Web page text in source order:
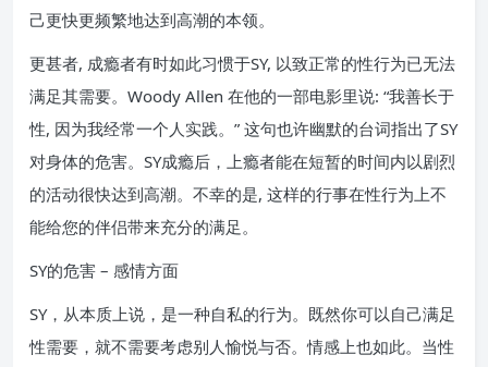
己更快更频繁地达到高潮的本领。
更甚者, 成瘾者有时如此习惯于SY, 以致正常的性行为已无法
满足其需要。Woody Allen 在他的一部电影里说: “我善长于
性, 因为我经常一个人实践。” 这句也许幽默的台词指出了SY
对身体的危害。SY成瘾后，上瘾者能在短暂的时间内以剧烈
的活动很快达到高潮。不幸的是, 这样的行事在性行为上不
能给您的伴侣带来充分的满足。
SY的危害 – 感情方面
SY，从本质上说，是一种自私的行为。既然你可以自己满足
性需要，就不需要考虑别人愉悦与否。情感上也如此。当性